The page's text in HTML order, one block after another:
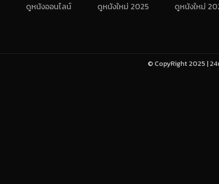
ดูหนังออนไลน์ ดูหนังใหม่ 2025 ดูหนังใหม่
© CopyRight 2025 |